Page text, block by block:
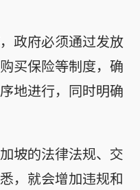
政府必须通过发放
买保险等制度，确
地进行，同时明确
坡的法律法规、交
，就会增加违规和